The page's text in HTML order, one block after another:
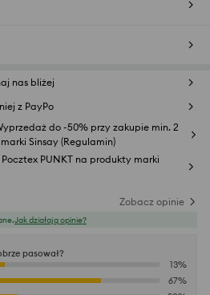
nas bliżej
z PayPo
do -50% przy zakupie min. 2
Sinsay (Regulamin)
PUNKT na produkty marki
Zobacz opinie
Jak działają opinie?
pasował?
13%
67%